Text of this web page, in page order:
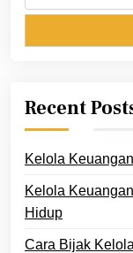
for:
Recent
Kelola
Kelola
Hidup
Cara Bijak